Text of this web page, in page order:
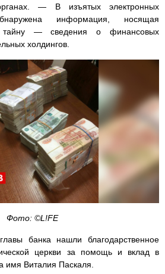
— В изъятых электронных
информация, носящая
тайну — сведения о финансовых
холдингов.
Фото: ©L!FE
банка нашли благодарственное
церкви за помощь и вклад в
имя Виталия Паскаля.